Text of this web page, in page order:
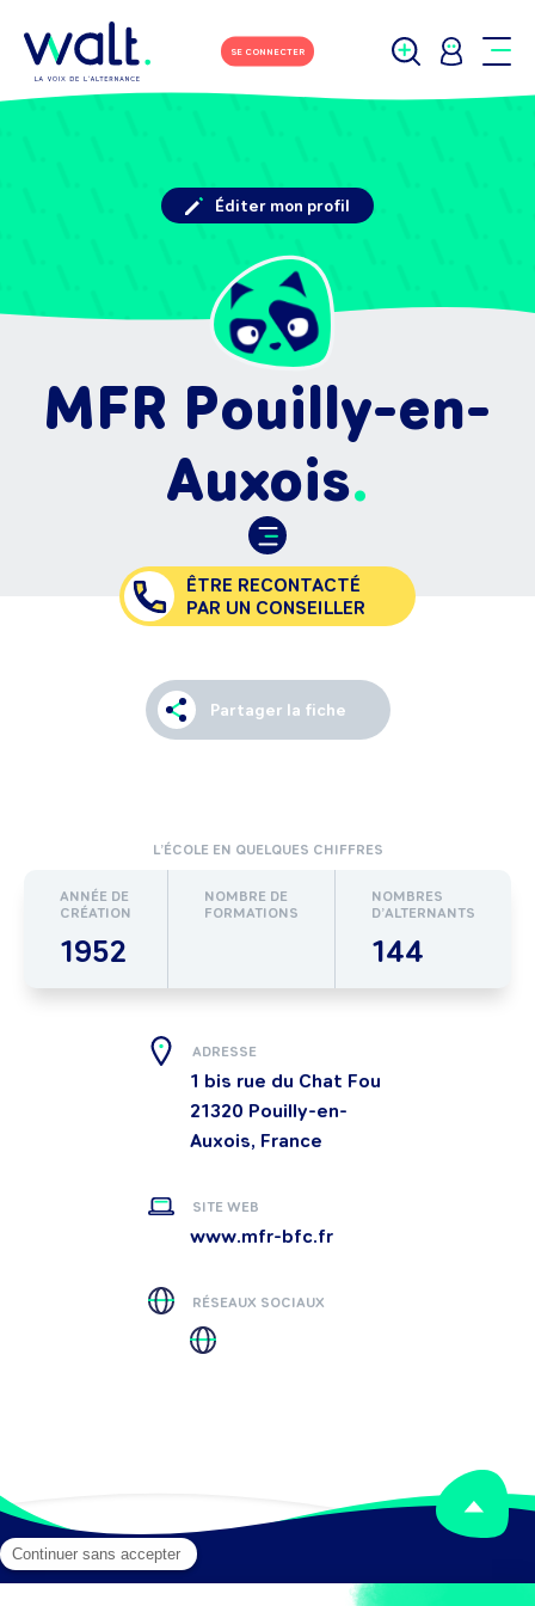
SE CONNECTER
MFR Pouilly-en-
Auxois
Éditer mon profil
ÊTRE RECONTACTÉ
PAR UN CONSEILLER
Partager la fiche
L’ÉCOLE EN QUELQUES CHIFFRES
ANNÉE DE
CRÉATION
1952
NOMBRE DE
FORMATIONS
NOMBRES
D’ALTERNANTS
144
ADRESSE
1 bis rue du Chat Fou
21320 Pouilly-en-
Auxois, France
SITE WEB
www.mfr-bfc.fr
RÉSEAUX SOCIAUX